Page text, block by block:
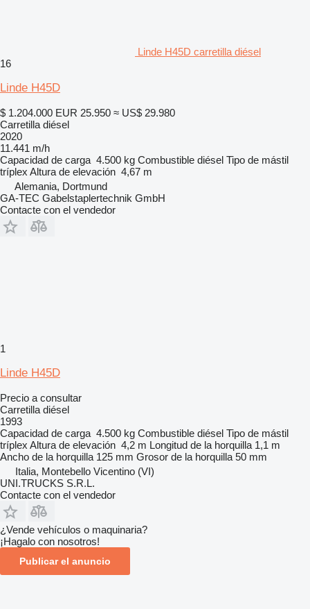
Linde H45D carretilla diésel
16
Linde H45D
$ 1.204.000 EUR 25.950 ≈ US$ 29.980
Carretilla diésel
2020
11.441 m/h
Capacidad de carga 4.500 kg Combustible diésel Tipo de mástil
tríplex Altura de elevación 4,67 m
Alemania, Dortmund
GA-TEC Gabelstaplertechnik GmbH
Contacte con el vendedor
1
Linde H45D
Precio a consultar
Carretilla diésel
1993
Capacidad de carga 4.500 kg Combustible diésel Tipo de mástil
tríplex Altura de elevación 4,2 m Longitud de la horquilla 1,1 m
Ancho de la horquilla 125 mm Grosor de la horquilla 50 mm
Italia, Montebello Vicentino (VI)
UNI.TRUCKS S.R.L.
Contacte con el vendedor
¿Vende vehículos o maquinaria?
¡Hagalo con nosotros!
Publicar el anuncio